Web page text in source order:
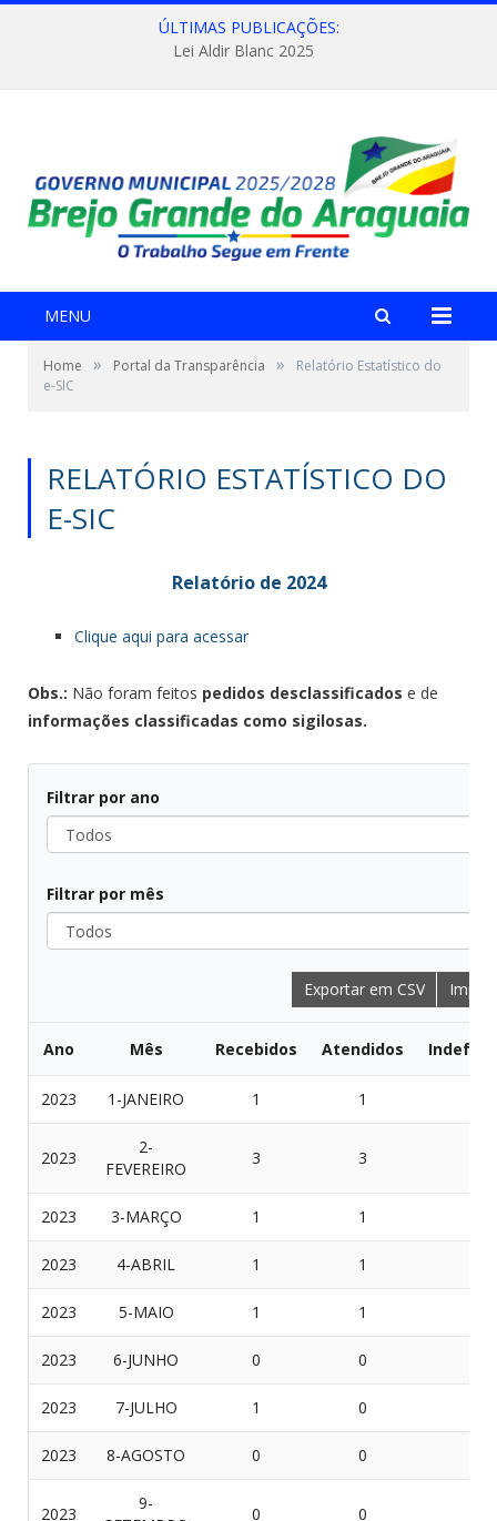
ÚLTIMAS PUBLICAÇÕES:
Lei Aldir Blanc 2025
MENU
Home » Portal da Transparência »
Relatório Estatístico do
e-SIC
RELATÓRIO ESTATÍSTICO DO
E-SIC
Relatório de 2024
Clique aqui para acessar
Obs.: Não foram feitos pedidos desclassificados e de
informações classificadas como sigilosas.
Filtrar por ano
Todos
Filtrar por mês
Todos
Exportar em CSV
Ano Mês Recebidos Atendidos
2023 1-JANEIRO 1 1
2023
2-
FEVEREIRO
3 3
2023 3-MARÇO 1 1
2023 4-ABRIL 1 1
2023 5-MAIO 1 1
2023 6-JUNHO 0 0
2023 7-JULHO 1 0
2023 8-AGOSTO 0 0
2023
9-
0 0